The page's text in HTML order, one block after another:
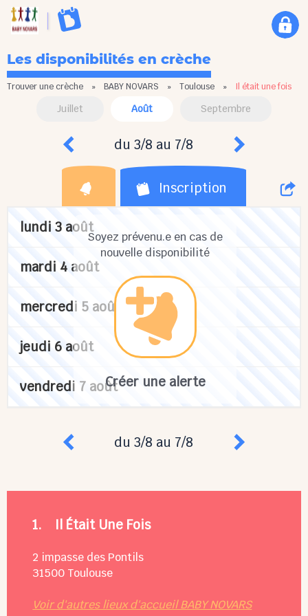
Les disponibilités en crèche
Trouver une crèche » BABY NOVARS » Toulouse » Il était une fois
Juillet Août Septembre
du 3/8 au 7/8
Inscription
Soyez prévenu.e en cas de
nouvelle disponibilité
Créer une alerte
lundi 3 août
mardi 4 août
mercredi 5 août
jeudi 6 août
vendredi 7 août
du 3/8 au 7/8
1. Il Était Une Fois
2 impasse des Pontils
31500 Toulouse
Voir d'autres lieux d'accueil BABY NOVARS